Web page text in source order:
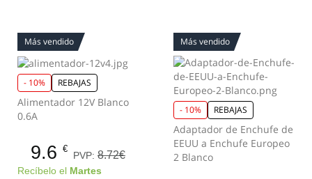
Más vendido
- 10% REBAJAS
Alimentador 12V Blanco
0.6A
9.6 €
PVP: 8.72€
Recíbelo el Martes
Más vendido
- 10% REBAJAS
Adaptador de Enchufe de
EEUU a Enchufe Europeo
2 Blanco